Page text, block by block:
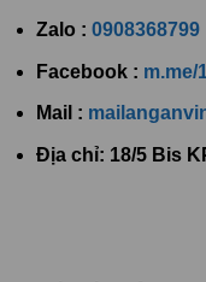
Zalo : 0908368799
Facebook : m.me/
Mail :
Địa chỉ: 18/5 Bis